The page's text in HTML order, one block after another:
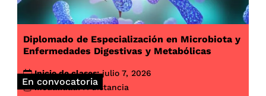
En convocatoria
Diplomado de Especialización en Microbiota y
Enfermedades Digestivas y Metabólicas
Inicio de clases: julio 7, 2026
Modalidad: A distancia